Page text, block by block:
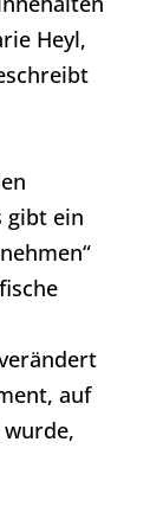
Heyl,
gibt ein
auf